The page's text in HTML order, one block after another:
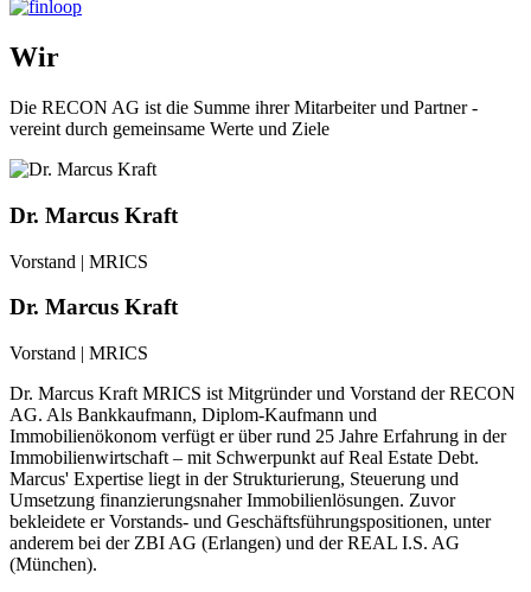
Wir
Die RECON AG ist die Summe ihrer Mitarbeiter und Partner -
vereint durch gemeinsame Werte und Ziele
Dr. Marcus Kraft
Vorstand | MRICS
Dr. Marcus Kraft
Vorstand | MRICS
Dr. Marcus Kraft MRICS ist Mitgründer und Vorstand der RECON
AG. Als Bankkaufmann, Diplom-Kaufmann und
Immobilienökonom verfügt er über rund 25 Jahre Erfahrung in der
Immobilienwirtschaft – mit Schwerpunkt auf Real Estate Debt.
Marcus' Expertise liegt in der Strukturierung, Steuerung und
Umsetzung finanzierungsnaher Immobilienlösungen. Zuvor
bekleidete er Vorstands- und Geschäftsführungspositionen, unter
anderem bei der ZBI AG (Erlangen) und der REAL I.S. AG
(München).